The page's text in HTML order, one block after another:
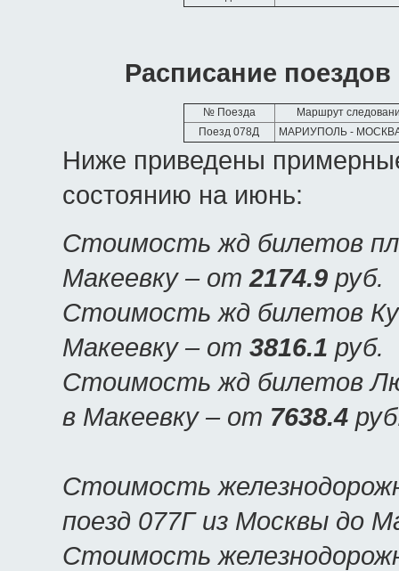
Расписание
№ Поезда
Маршрут
Поезд 078Д
МАРИУПОЛЬ -
Ниже приведены
состоянию на июнь:
Стоимость жд билетов
Макеевку – от2174.9 руб.
Стоимость жд билетов
Макеевку – от 3816.1 руб.
Стоимость жд билетов
в Макеевку – от 7638.4
Стоимость
поезд 077Г из Москвы до
Стоимость